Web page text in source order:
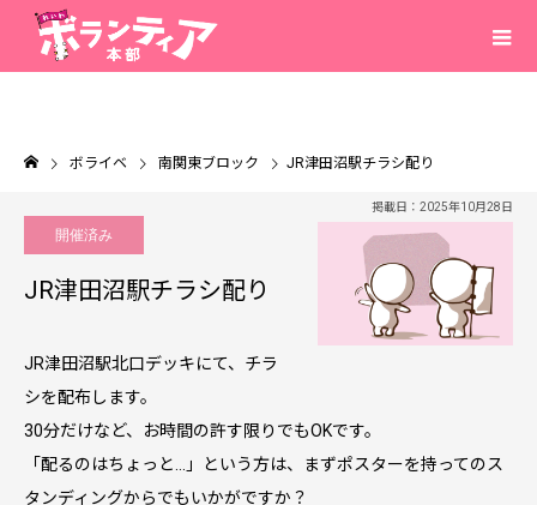
ボライベ 南関東ブロック JR津田沼駅チラシ配り
掲載日：2025年10月28日
開催済み
JR津田沼駅チラシ配り
JR津田沼駅北口デッキにて、チラ
シを配布します。
30分だけなど、お時間の許す限りでもOKです。
「配るのはちょっと…」という方は、まずポスターを持ってのス
タンディングからでもいかがですか？